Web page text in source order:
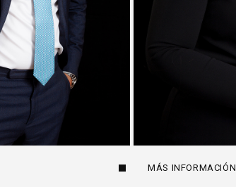
MÁS INFORMACIÓN